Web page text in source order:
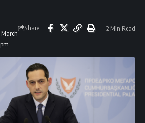
Share 2 Min Read